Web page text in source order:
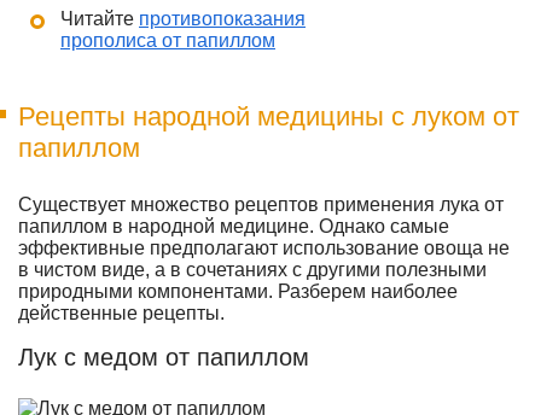
Читайте противопоказания
прополиса от папиллом
Рецепты народной медицины с луком от
папиллом
Существует множество рецептов применения лука от
папиллом в народной медицине. Однако самые
эффективные предполагают использование овоща не
в чистом виде, а в сочетаниях с другими полезными
природными компонентами. Разберем наиболее
действенные рецепты.
Лук с медом от папиллом